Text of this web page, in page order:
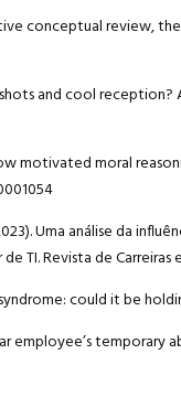
conceptual
shots and cool
motivated moral
Uma análise da
Revista de Carreiras e
could it be
employee’s